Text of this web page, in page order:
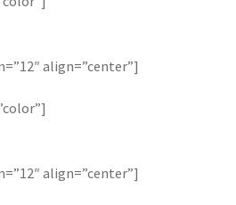
align=”center”]
align=”center”]